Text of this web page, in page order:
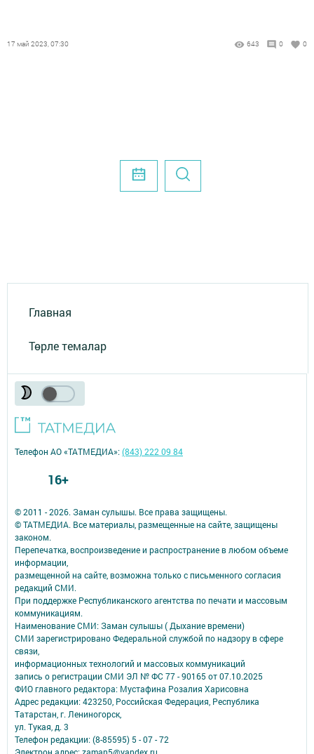
17 май 2023, 07:30 643 0 0
Главная
Төрле темалар
© 2011 - 2026. Заман сулышы. Все права защищены.
© ТАТМЕДИА. Все материалы, размещенные на сайте, защищены
законом.
Перепечатка, воспроизведение и распространение в любом объеме
информации,
размещенной на сайте, возможна только с письменного согласия
редакций СМИ.
При поддержке Республиканского агентства по печати и массовым
коммуникациям.
Наименование СМИ: Заман сулышы ( Дыхание времени)
СМИ зарегистрировано Федеральной службой по надзору в сфере
связи,
информационных технологий и массовых коммуникаций
запись о регистрации СМИ ЭЛ № ФС 77 - 90165 от 07.10.2025
ФИО главного редактора: Мустафина Розалия Харисовна
Адрес редакции: 423250, Российская Федерация, Республика
Татарстан, г. Лениногорск,
ул. Тукая, д. 3
Телефон редакции: (8-85595) 5 - 07 - 72
Электрон адрес: zaman5@yandex.ru
Телефон АО «ТАТМЕДИА»:(843) 222 09 84
16+